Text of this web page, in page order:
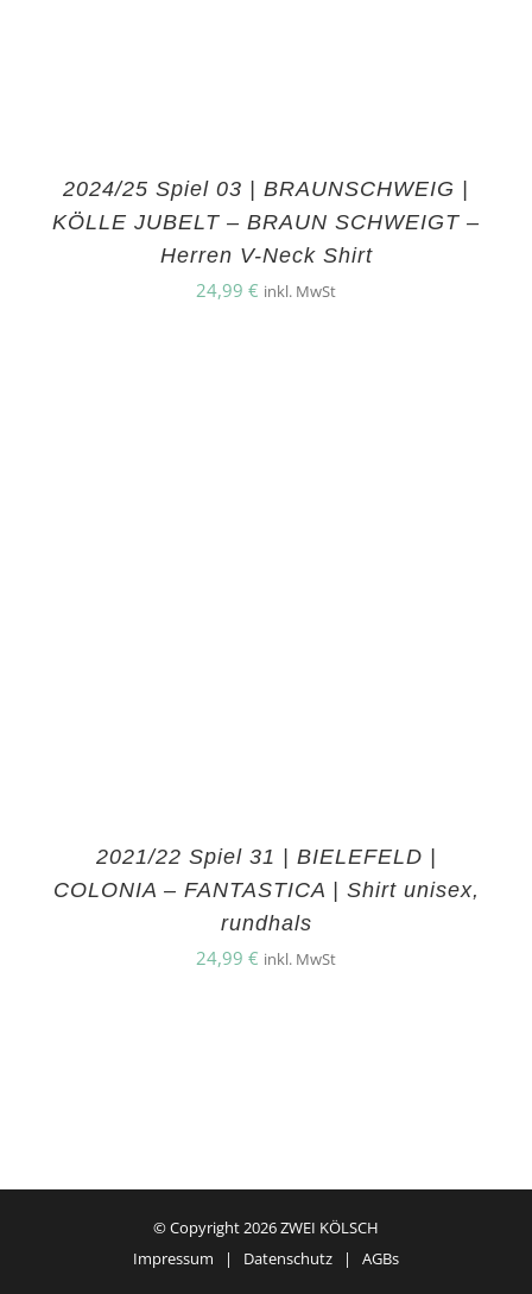
2024/25 Spiel 03 | BRAUNSCHWEIG |
KÖLLE JUBELT – BRAUN SCHWEIGT –
Herren V-Neck Shirt
24,99 € inkl. MwSt
2021/22 Spiel 31 | BIELEFELD |
COLONIA – FANTASTICA | Shirt unisex,
rundhals
24,99 € inkl. MwSt
© Copyright2026 ZWEI KÖLSCH
Impressum | Datenschutz | AGBs